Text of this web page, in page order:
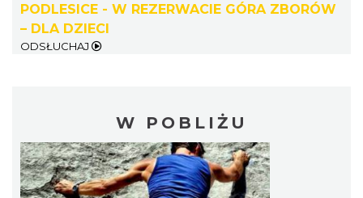
PODLESICE - W REZERWACIE GÓRA ZBORÓW
– DLA DZIECI
ODSŁUCHAJ
W POBLIŻU